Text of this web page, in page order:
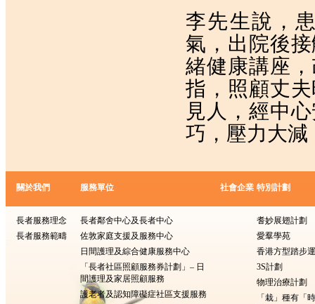
李先生說，
氣，出院後
緒健康講座
指，照顧丈
見人，經中
巧，壓力大減
關於我們
長者服務理念
長者服務範疇
服務單位
長者鄰舍中心及長者中心
佐敦家庭支援及服務中心
日間護理及綜合健康服務中心
「長者社區照顧服務券計劃」– 日
間護理及家居照顧服務
護老者及認知障礙症社區支援服務
社會企業 特別計劃
耆妙展翅計劃
愛羣學苑
香港方型踏步
3S計劃
物理治療計劃
「栽」種有